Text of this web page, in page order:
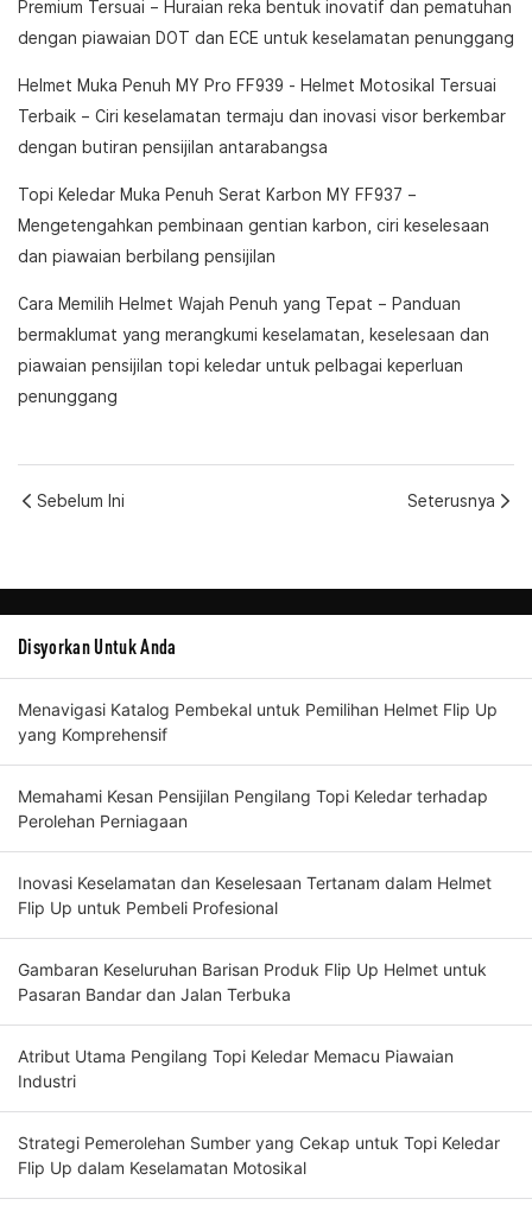
Premium Tersuai – Huraian reka bentuk inovatif dan pematuhan
dengan piawaian DOT dan ECE untuk keselamatan penunggang
Helmet Muka Penuh MY Pro FF939 - Helmet Motosikal Tersuai
Terbaik – Ciri keselamatan termaju dan inovasi visor berkembar
dengan butiran pensijilan antarabangsa
Topi Keledar Muka Penuh Serat Karbon MY FF937 –
Mengetengahkan pembinaan gentian karbon, ciri keselesaan
dan piawaian berbilang pensijilan
Cara Memilih Helmet Wajah Penuh yang Tepat – Panduan
bermaklumat yang merangkumi keselamatan, keselesaan dan
piawaian pensijilan topi keledar untuk pelbagai keperluan
penunggang
Sebelum Ini Seterusnya
Disyorkan Untuk Anda
Menavigasi Katalog Pembekal untuk Pemilihan Helmet Flip Up
yang Komprehensif
Memahami Kesan Pensijilan Pengilang Topi Keledar terhadap
Perolehan Perniagaan
Inovasi Keselamatan dan Keselesaan Tertanam dalam Helmet
Flip Up untuk Pembeli Profesional
Gambaran Keseluruhan Barisan Produk Flip Up Helmet untuk
Pasaran Bandar dan Jalan Terbuka
Atribut Utama Pengilang Topi Keledar Memacu Piawaian
Industri
Strategi Pemerolehan Sumber yang Cekap untuk Topi Keledar
Flip Up dalam Keselamatan Motosikal